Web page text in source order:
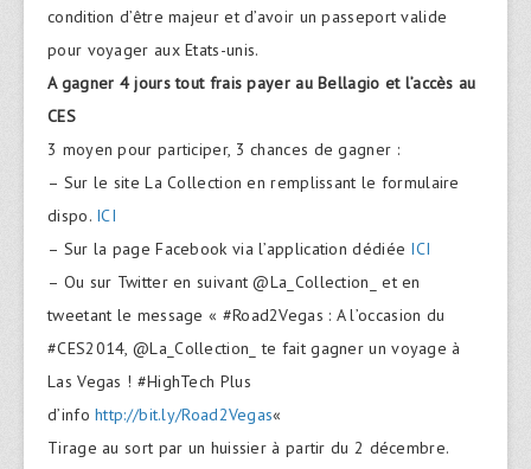
condition d’être majeur et d’avoir un passeport valide
pour voyager aux Etats-unis.
A gagner 4 jours tout frais payer au Bellagio et l’accès au
CES
3 moyen pour participer, 3 chances de gagner :
– Sur le site La Collection en remplissant le formulaire
dispo. ICI
– Sur la page Facebook via l’application dédiée ICI
– Ou sur Twitter en suivant @La_Collection_ et en
tweetant le message « #Road2Vegas : A l’occasion du
#CES2014, @La_Collection_ te fait gagner un voyage à
Las Vegas ! #HighTech Plus
d’infohttp://bit.ly/Road2Vegas«
Tirage au sort par un huissier à partir du 2 décembre.